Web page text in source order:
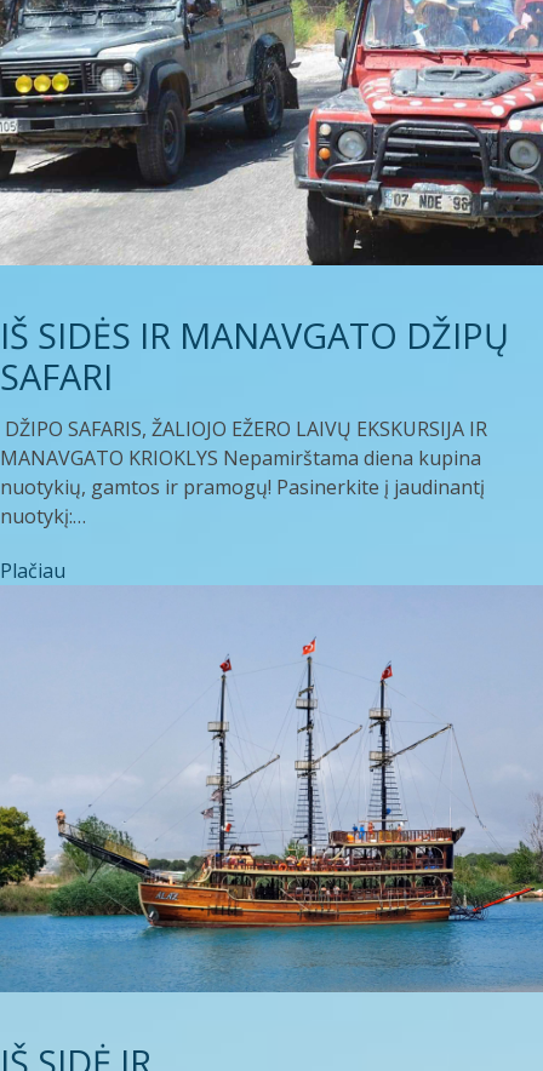
IŠ SIDĖS IR MANAVGATO DŽIPŲ
SAFARI
DŽIPO SAFARIS, ŽALIOJO EŽERO LAIVŲ EKSKURSIJA IR
MANAVGATO KRIOKLYS Nepamirštama diena kupina
nuotykių, gamtos ir pramogų! Pasinerkite į jaudinantį
nuotykį:…
Plačiau